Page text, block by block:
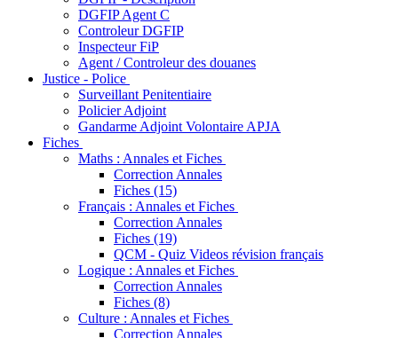
DGFIP Agent C
Controleur DGFIP
Inspecteur FiP
Agent / Controleur des douanes
Justice - Police
Surveillant Penitentiaire
Policier Adjoint
Gandarme Adjoint Volontaire APJA
Fiches
Maths : Annales et Fiches
Correction Annales
Fiches (15)
Français : Annales et Fiches
Correction Annales
Fiches (19)
QCM - Quiz Videos révision français
Logique : Annales et Fiches
Correction Annales
Fiches (8)
Culture : Annales et Fiches
Correction Annales